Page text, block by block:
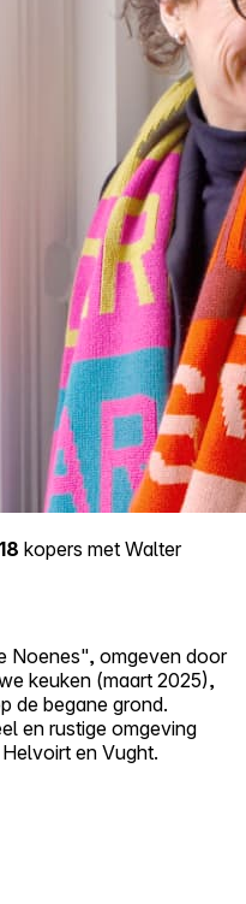
kopers met Walter
Noenes", omgeven door
keuken (maart 2025),
de begane grond.
en rustige omgeving
en Vught.